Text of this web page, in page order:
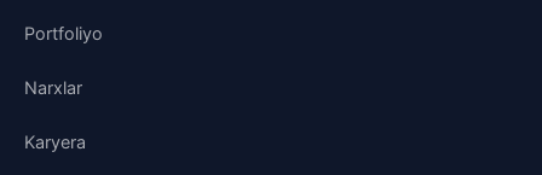
Portfoliyo
Narxlar
Karyera